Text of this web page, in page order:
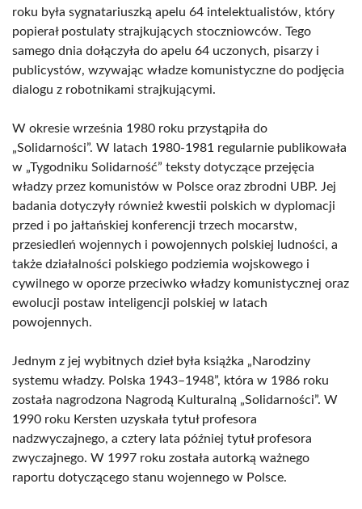
roku była sygnatariuszką apelu 64 intelektualistów, który
popierał postulaty strajkujących stoczniowców. Tego
samego dnia dołączyła do apelu 64 uczonych, pisarzy i
publicystów, wzywając władze komunistyczne do podjęcia
dialogu z robotnikami strajkującymi.
W okresie września 1980 roku przystąpiła do
„Solidarności”. W latach 1980-1981 regularnie publikowała
w „Tygodniku Solidarność” teksty dotyczące przejęcia
władzy przez komunistów w Polsce oraz zbrodni UBP. Jej
badania dotyczyły również kwestii polskich w dyplomacji
przed i po jałtańskiej konferencji trzech mocarstw,
przesiedleń wojennych i powojennych polskiej ludności, a
także działalności polskiego podziemia wojskowego i
cywilnego w oporze przeciwko władzy komunistycznej oraz
ewolucji postaw inteligencji polskiej w latach
powojennych.
Jednym z jej wybitnych dzieł była książka „Narodziny
systemu władzy. Polska 1943–1948”, która w 1986 roku
została nagrodzona Nagrodą Kulturalną „Solidarności”. W
1990 roku Kersten uzyskała tytuł profesora
nadzwyczajnego, a cztery lata później tytuł profesora
zwyczajnego. W 1997 roku została autorką ważnego
raportu dotyczącego stanu wojennego w Polsce.